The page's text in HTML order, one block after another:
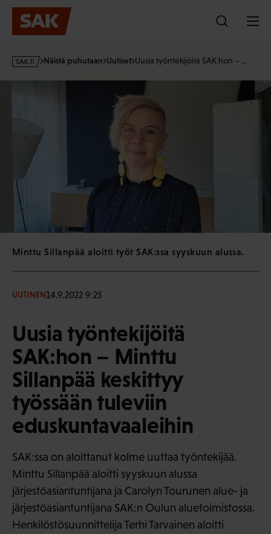
Hyppää
sisältöön
s
Näistä puhutaan Uutiset Uusia työntekijöitä SAK:hon – …
Minttu Sillanpää aloitti työt SAK:ssa syyskuun alussa.
UUTINEN14.9.2022 9:25
Uusia työntekijöitä
SAK:hon – Minttu
Sillanpää keskittyy
työssään tuleviin
eduskuntavaaleihin
SAK:ssa on aloittanut kolme uuttaa työntekijää.
Minttu Sillanpää aloitti syyskuun alussa
järjestöasiantuntijana ja Carolyn Tourunen alue- ja
järjestöasiantuntijana SAK:n Oulun aluetoimistossa.
Henkilöstösuunnittelija Terhi Tarvainen aloitti